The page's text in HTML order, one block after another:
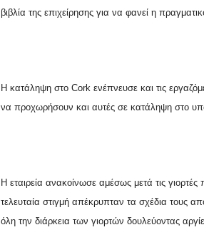
βιβλία της επιχείρησης για να φανεί η
Η κατάληψη στο Cork ενέπνευσε και τις
να προχωρήσουν και αυτές σε κατάληψη στο
Η εταιρεία ανακοίνωσε αμέσως μετά τις
τελευταία στιγμή απέκρυπταν τα σχέδια τους
όλη την διάρκεια των γιορτών δουλεύοντας